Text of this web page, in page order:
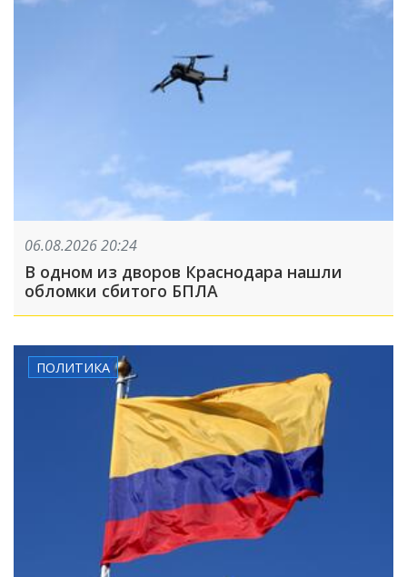
06.08.2026 20:24
В одном из дворов Краснодара нашли
обломки сбитого БПЛА
ПОЛИТИКА